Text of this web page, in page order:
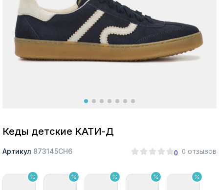
Москва
Кеды детские КАТИ-Д
Артикул 873145СН6 0 0 отзывов